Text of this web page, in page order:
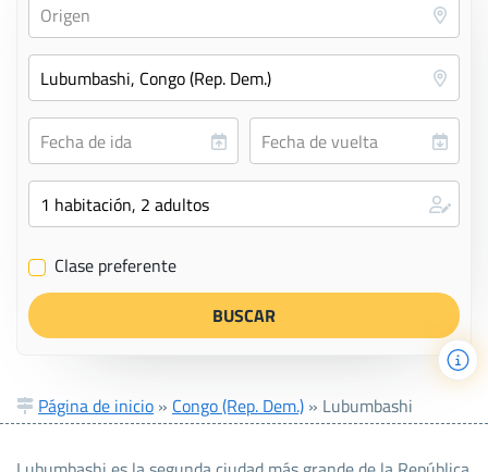
✔ Clase preferente
Página de inicio » Congo (Rep. Dem.) » Lubumbashi